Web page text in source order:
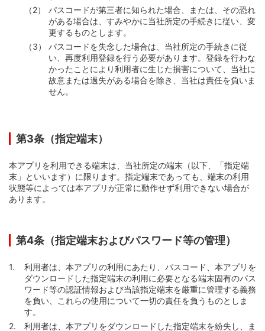
パスコードが第三者に知られた場合、または、その恐れ
がある場合は、すみやかに当社所定の手続きに従い、変
更するものとします。
パスコードを失念した場合は、当社所定の手続きに従
い、再度利用登録を行う必要があります。登録を行わな
かったことにより利用者に生じた損害について、当社に
故意または過失がある場合を除き、当社は責任を負いま
せん。
第3条（指定端末）
本アプリを利用できる端末は、当社所定の端末（以下、「指定端
末」といいます）に限ります。指定端末であっても、端末の利用
状態等によっては本アプリが正常に動作せず利用できない場合が
あります。
第4条（指定端末およびパスワード等の管理）
利用者は、本アプリの利用にあたり、パスコード、本アプリを
ダウンロードした指定端末の利用に必要となる端末固有のパス
ワード等の認証情報および当該指定端末を厳重に管理する義務
を負い、これらの使用について一切の責任を負うものとしま
す。
利用者は、本アプリをダウンロードした指定端末を紛失し、ま